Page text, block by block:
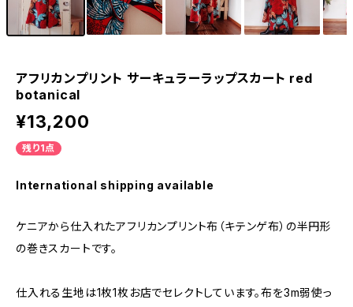
アフリカンプリント サーキュラーラップスカート red
botanical
¥13,200
残り1点
International shipping available
ケニアから仕入れたアフリカンプリント布（キテンゲ布）の半円形
の巻きスカートです。
仕入れる生地は1枚1枚お店でセレクトしています。布を3m弱使っ